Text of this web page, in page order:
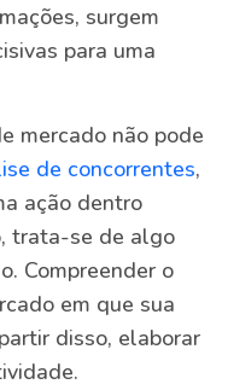
surgem
para uma
mercado não pode
de concorrentes,
ação dentro
trata-se de algo
Compreender o
em que sua
disso, elaborar